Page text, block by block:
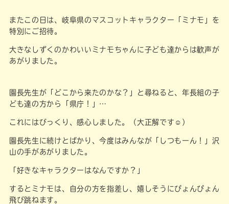
またこの日は、岐阜県のマスコットキャラクター「ミナモ」を
特別にご招待。
大きなしずくのかわいいミナモちゃんに子ども達からは歓声が
あがりました。
園長先生が「どこから来たのかな？」と尋ねると、年長組の子
ども達の方から「県庁！」…
これにはびっくり、感心しました。（大正解です☺️）
園長先生に続けとばかり、今度はみんなが「しつもーん！」沢
山の手があがりました。
「好きなキャラクターはなんですか？」
するとミナモは、自分の方を指差し、嬉しそうにぴょんぴょん
飛び跳ねます。